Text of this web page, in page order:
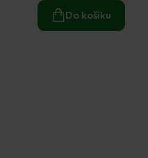
Do košíku